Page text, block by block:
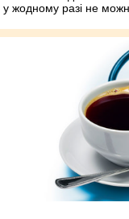
у жодному разі не